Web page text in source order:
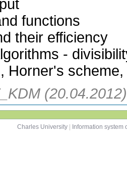
functions
their efficiency
-
Horner's
(20.04.2012)
Charles University
Information